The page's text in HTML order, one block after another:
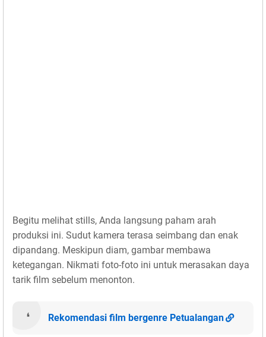
Begitu melihat stills, Anda langsung paham arah
produksi ini. Sudut kamera terasa seimbang dan enak
dipandang. Meskipun diam, gambar membawa
ketegangan. Nikmati foto-foto ini untuk merasakan daya
tarik film sebelum menonton.
Rekomendasi film bergenre Petualangan